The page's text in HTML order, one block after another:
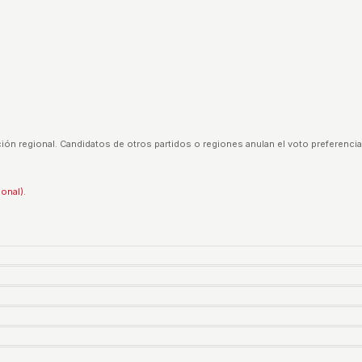
regional. Candidatos de otros partidos o regiones anulan el voto